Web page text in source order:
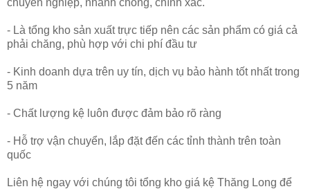
- Là tổng kho sản xuất trực tiếp nên các sản phẩm có giá cả
phải chăng, phù hợp với chi phí đầu tư
- Kinh doanh dựa trên uy tín, dịch vụ bảo hành tốt nhất trong
5 năm
- Chất lượng kệ luôn được đảm bảo rõ ràng
- Hỗ trợ vận chuyển, lắp đặt đến các tỉnh thành trên toàn
quốc
Liên hệ ngay với chúng tôi tổng kho giá kệ Thăng Long để